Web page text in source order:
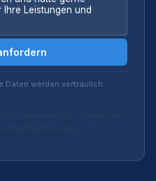
Daten werden vertraulich